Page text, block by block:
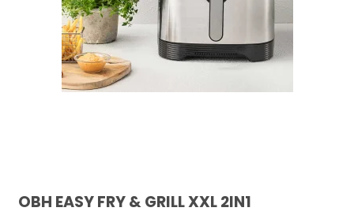
OBH EASY FRY & GRILL XXL 2IN1